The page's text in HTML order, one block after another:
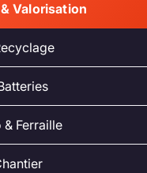
Valorisation
& Ferraille